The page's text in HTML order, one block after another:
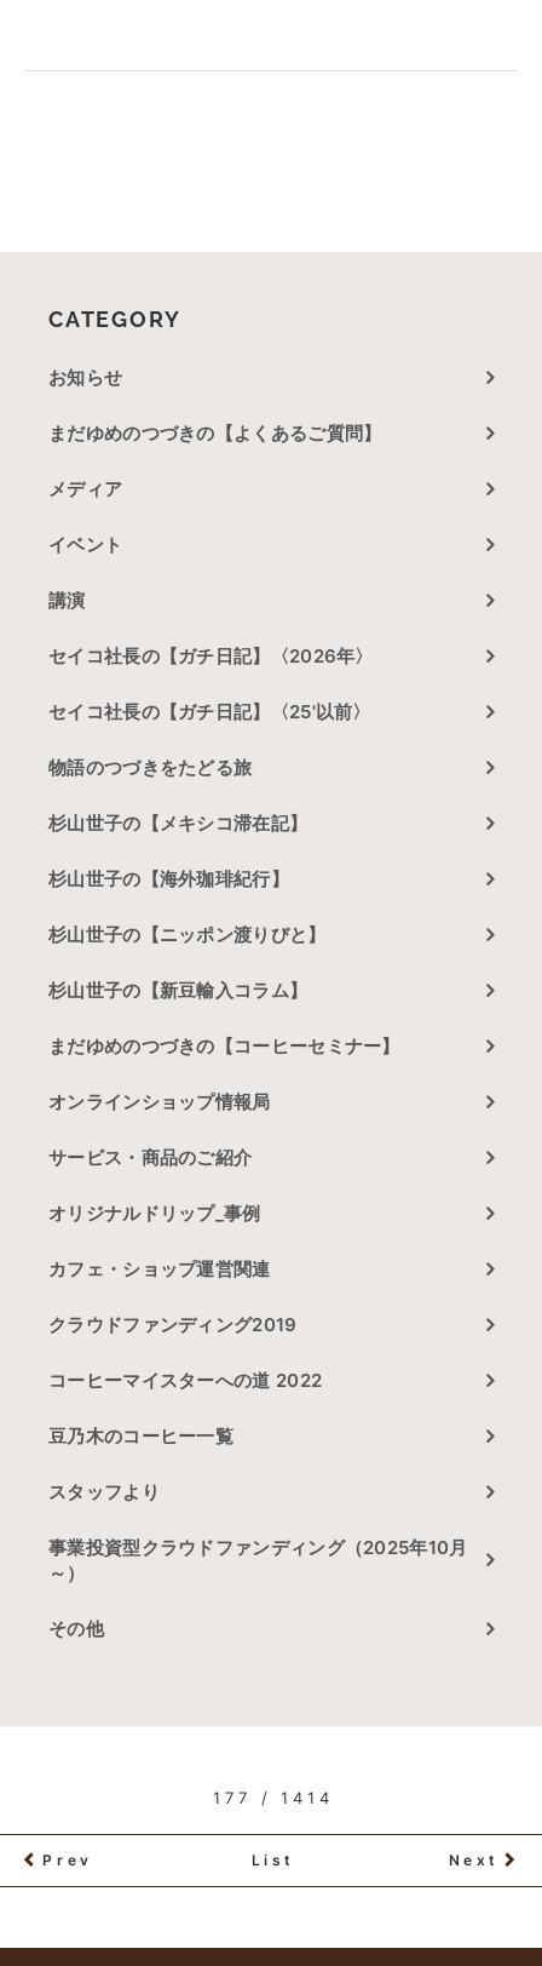
CATEGORY
お知らせ
まだゆめのつづきの【よくあるご質問】
メディア
イベント
講演
セイコ社長の【ガチ日記】〈2026年〉
セイコ社長の【ガチ日記】〈25'以前〉
物語のつづきをたどる旅
杉山世子の【メキシコ滞在記】
杉山世子の【海外珈琲紀行】
杉山世子の【ニッポン渡りびと】
杉山世子の【新豆輸入コラム】
まだゆめのつづきの【コーヒーセミナー】
オンラインショップ情報局
サービス・商品のご紹介
オリジナルドリップ_事例
カフェ・ショップ運営関連
クラウドファンディング2019
コーヒーマイスターへの道 2022
豆乃木のコーヒー一覧
スタッフより
事業投資型クラウドファンディング（2025年10月
～）
その他
177 / 1414
Prev List Next